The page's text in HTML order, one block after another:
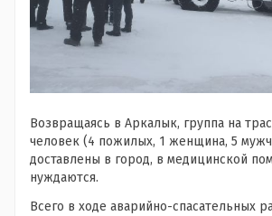
Возвращаясь в Аркалык, группа на
человек (4 пожилых, 1 женщина, 5
доставлены в город, в медицинской
нуждаются.
Всего в ходе аварийно-спасательных